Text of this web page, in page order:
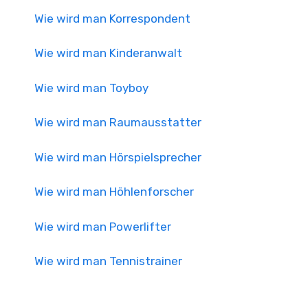
Wie wird man Korrespondent
Wie wird man Kinderanwalt
Wie wird man Toyboy
Wie wird man Raumausstatter
Wie wird man Hörspielsprecher
Wie wird man Höhlenforscher
Wie wird man Powerlifter
Wie wird man Tennistrainer